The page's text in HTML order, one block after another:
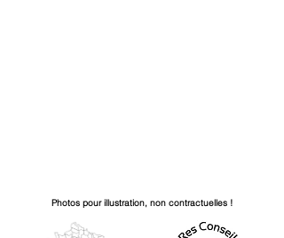
Photos pour illustration, non contractuelles !